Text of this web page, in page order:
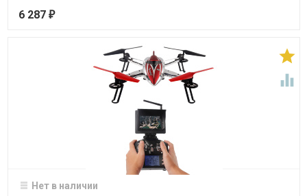
6 287 ₽


Нет в наличии